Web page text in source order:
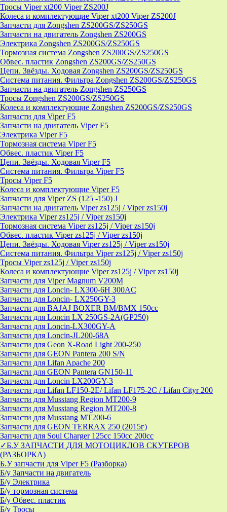
Тросы Viper xt200 Viper ZS200J
Колеса и комплектующие Viper xt200 Viper ZS200J
Запчасти для Zongshen ZS200GS/ZS250GS
Запчасти на двигатель Zongshen ZS200GS
Электрика Zongshen ZS200GS/ZS250GS
Тормозная система Zongshen ZS200GS/ZS250GS
Обвес. пластик Zongshen ZS200GS/ZS250GS
Цепи. Звёзды. Ходовая Zongshen ZS200GS/ZS250GS
Система питания. Фильтра Zongshen ZS200GS/ZS250GS
Запчасти на двигатель Zongshen ZS250GS
Тросы Zongshen ZS200GS/ZS250GS
Колеса и комплектующие Zongshen ZS200GS/ZS250GS
Запчасти для Viper F5
Запчасти на двигатель Viper F5
Электрика Viper F5
Тормозная система Viper F5
Обвес. пластик Viper F5
Цепи. Звёзды. Ходовая Viper F5
Система питания. Фильтра Viper F5
Тросы Viper F5
Колеса и комплектующие Viper F5
Запчасти для Viper ZS (125 -150) J
Запчасти на двигатель Viper zs125j / Viper zs150j
Электрика Viper zs125j / Viper zs150j
Тормозная система Viper zs125j / Viper zs150j
Обвес. пластик Viper zs125j / Viper zs150j
Цепи. Звёзды. Ходовая Viper zs125j / Viper zs150j
Система питания. Фильтра Viper zs125j / Viper zs150j
Тросы Viper zs125j / Viper zs150j
Колеса и комплектующие Viper zs125j / Viper zs150j
Запчасти для Viper Magnum V200M
Запчасти для Loncin- LX300-6H 300AC
Запчасти для Loncin- LX250GY-3
Запчасти для BAJAJ BOXER BM/ВМX 150cc
Запчасти для Loncin LX 250GS-2A(GP250)
Запчасти для Loncin-LX300GY-A
Запчасти для Loncin-JL200-68A
Запчасти для Geon X-Road Light 200-250
Запчасти для GEON Pantera 200 S/N
Запчасти для Lifan Apache 200
Запчасти для GEON Pantera GN150-11
Запчасти для Loncin LX200GY-3
Запчасти для Lifan LF150-2E/ Lifan LF175-2C / Lifan Cityr 200
Запчасти для Musstang Region MT200-9
Запчасти для Musstang Region MT200-8
Запчасти для Musstang MT200-6
Запчасти для GEON TERRAX 250 (2015г)
Запчасти для Soul Charger 125сс 150cc 200сс
✓Б.У ЗАПЧАСТИ ДЛЯ МОТОЦИКЛОВ СКУТЕРОВ
(РАЗБОРКА)
Б.У запчасти для Viper F5 (Разборка)
Б/у Запчасти на двигатель
Б/у Электрика
Б/у тормозная система
Б/у Обвес. пластик
Б/у Тросы